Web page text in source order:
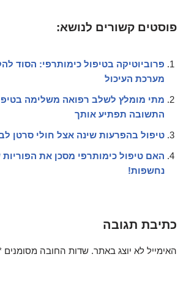
פוסטים קשורים לנושא:
פרוביוטיקה בטיפול כימותרפי: הסוד
מערכת העיכול
מתי מומלץ לשלב רפואה משלימה
התשובה תפתיע אותך
טיפול בהפרעות שינה אצל חולי סרטן
האם טיפול כימותרפי מסכן את
נחשפות!
כתיבת תגובה
האימייל לא יוצג באתר. שדות החובה מסומנים